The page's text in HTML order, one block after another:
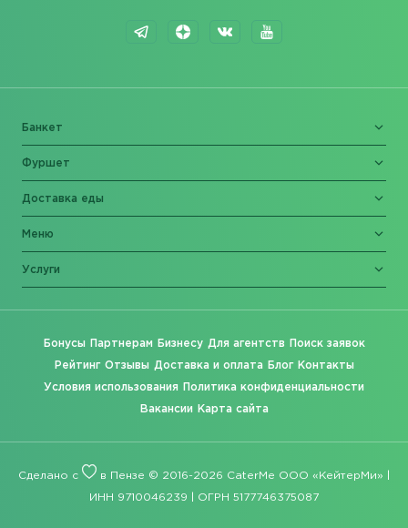
Банкет
Фуршет
Доставка еды
Меню
Услуги
Бонусы Партнерам Бизнесу Для агентств Поиск заявок
Рейтинг Отзывы Доставка и оплата Блог Контакты
Условия использования Политика конфиденциальности
Вакансии Карта сайта
Сделано с в Пензе © 2016-2026 CaterMe ООО «КейтерМи» |
ИНН 9710046239 | ОГРН 5177746375087